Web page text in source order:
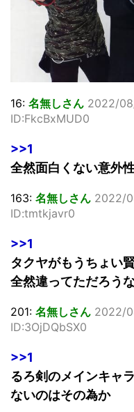
16: 名無しさん 2022/
ID:FkcBxMUD0
>>1
全然面白くない意外
163: 名無しさん 2022/
ID:tmtkjavr0
>>1
タクヤがもうちょい
全然違ってただろう
201: 名無しさん 2022/
ID:3OjDQbSX0
>>1
るろ剣のメインキャ
ないのはその為か